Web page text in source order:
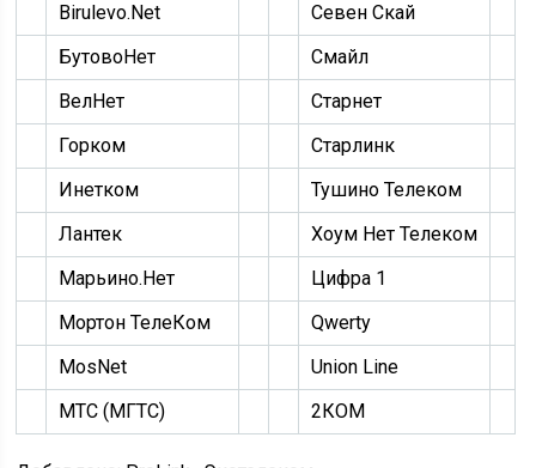
Birulevo.Net
Севен Скай
БутовоНет
Смайл
ВелНет
Старнет
Горком
Старлинк
Инетком
Тушино Телеком
Лантек
Хоум Нет Телеком
Марьино.Нет
Цифра 1
Мортон ТелеКом
Qwerty
MosNet
Union Line
МТС (МГТС)
2КОМ